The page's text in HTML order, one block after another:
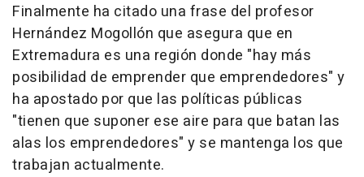
Finalmente ha citado una frase del profesor
Hernández Mogollón que asegura que en
Extremadura es una región donde "hay más
posibilidad de emprender que emprendedores" y
ha apostado por que las políticas públicas
"tienen que suponer ese aire para que batan las
alas los emprendedores" y se mantenga los que
trabajan actualmente.